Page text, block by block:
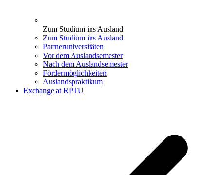
Zum Studium ins Ausland
Zum Studium ins Ausland
Partneruniversitäten
Vor dem Auslandsemester
Nach dem Auslandsemester
Fördermöglichkeiten
Auslandspraktikum
Exchange at RPTU